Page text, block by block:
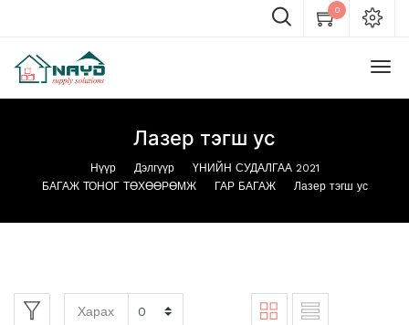
0
Лазер тэгш ус
Нүүр Дэлгүүр
ҮНИЙН СУДАЛГАА 2021
БАГАЖ ТОНОГ ТӨХӨӨРӨМЖ
ГАР БАГАЖ Лазер тэгш ус
Харах